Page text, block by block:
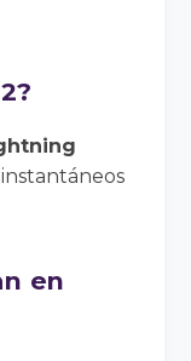
en